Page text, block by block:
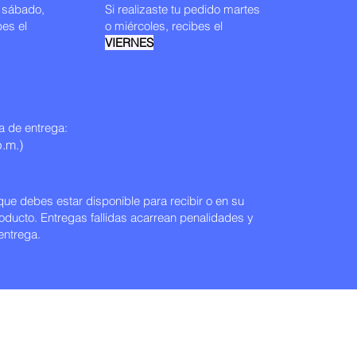
el
Si realizaste tu pedido martes
o miércoles, recibes el
VIERNES
de entrega:
debes estar disponible para recibir o en su
Entregas fallidas acarrean penalidades y